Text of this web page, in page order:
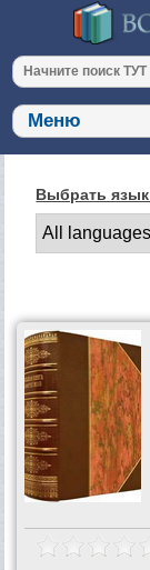
Выбрать язык